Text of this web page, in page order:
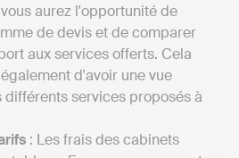
aurez l'opportunité de
de devis et de comparer
aux services offerts. Cela
d'avoir une vue
services proposés à
: Les frais des cabinets